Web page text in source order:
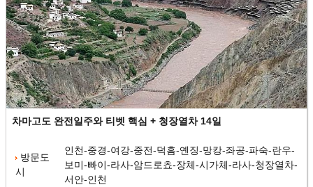
차마고도 완전일주와 티벳 핵심 + 청장열차 14일
방문도
시
인천-중경-여강-중전-덕흠-옌징-망캉-좌공-파숙-란우-
보미-빠이-라사-암드로쵸-장체-시가체-라사-청장열차-
서안-인천